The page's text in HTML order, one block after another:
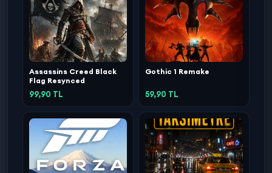
Assassins Creed Black
Flag Resynced
99,90 TL
Gothic 1 Remake
59,90 TL